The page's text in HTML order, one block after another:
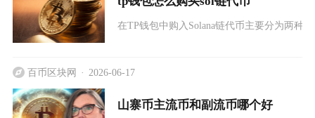
在TP钱包中购入Solana链代币主要分为两种
百币区块网 2026-06-17
山寨币主流币和副流币哪个好